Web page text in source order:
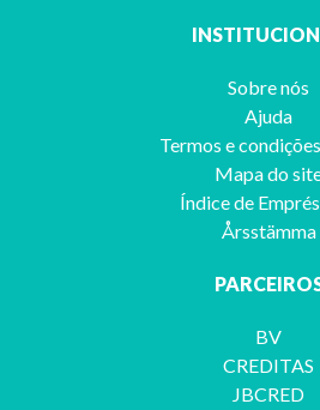
Sobre nós
Ajuda
Termos e
Mapa do
Índice de
Årsstämma
BV
CREDITAS
JBCRED